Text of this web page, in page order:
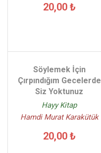
20,00 ₺
Söylemek İçin
Çırpındığım Gecelerde
Siz Yoktunuz
Hayy Kitap
Hamdi Murat Karakütük
20,00 ₺